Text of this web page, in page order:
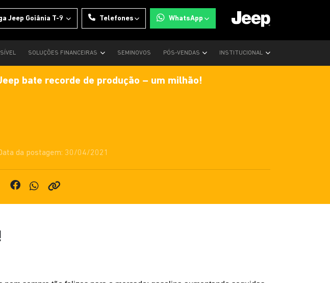
Jeep Goiânia T-9 Telefones WhatsApp
SOLUÇÕES FINANCEIRAS SEMINOVOS PÓS-VENDAS INSTITUCIONAL
bate recorde de produção – um milhão!
da postagem: 30/04/2021